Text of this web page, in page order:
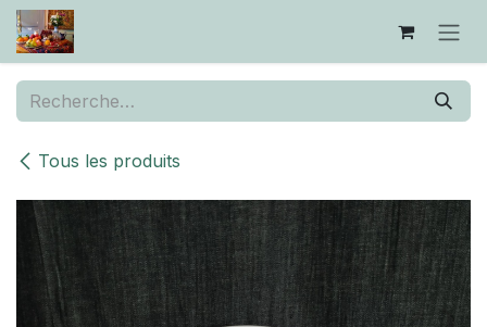
Se rendre au contenu
Tous les produits